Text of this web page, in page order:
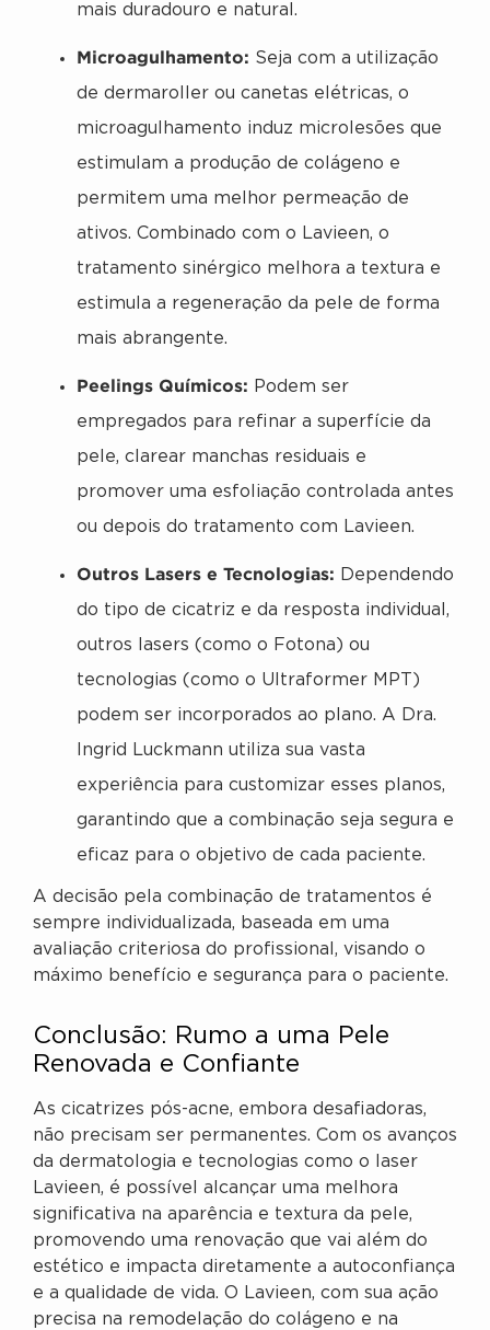
mais duradouro e natural.
Microagulhamento: Seja com a utilização
de dermaroller ou canetas elétricas, o
microagulhamento induz microlesões que
estimulam a produção de colágeno e
permitem uma melhor permeação de
ativos. Combinado com o Lavieen, o
tratamento sinérgico melhora a textura e
estimula a regeneração da pele de forma
mais abrangente.
Peelings Químicos: Podem ser
empregados para refinar a superfície da
pele, clarear manchas residuais e
promover uma esfoliação controlada antes
ou depois do tratamento com Lavieen.
Outros Lasers e Tecnologias: Dependendo
do tipo de cicatriz e da resposta individual,
outros lasers (como o Fotona) ou
tecnologias (como o Ultraformer MPT)
podem ser incorporados ao plano. A Dra.
Ingrid Luckmann utiliza sua vasta
experiência para customizar esses planos,
garantindo que a combinação seja segura e
eficaz para o objetivo de cada paciente.
A decisão pela combinação de tratamentos é
sempre individualizada, baseada em uma
avaliação criteriosa do profissional, visando o
máximo benefício e segurança para o paciente.
Conclusão: Rumo a uma Pele
Renovada e Confiante
As cicatrizes pós-acne, embora desafiadoras,
não precisam ser permanentes. Com os avanços
da dermatologia e tecnologias como o laser
Lavieen, é possível alcançar uma melhora
significativa na aparência e textura da pele,
promovendo uma renovação que vai além do
estético e impacta diretamente a autoconfiança
e a qualidade de vida. O Lavieen, com sua ação
precisa na remodelação do colágeno e na